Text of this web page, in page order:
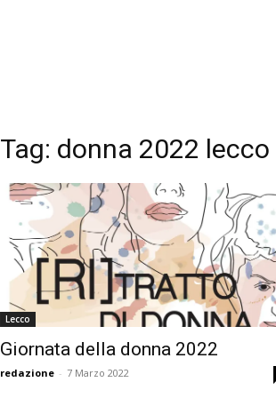
Tag: donna 2022 lecco
Lecco
Giornata della donna 2022
redazione - 7 Marzo 2022